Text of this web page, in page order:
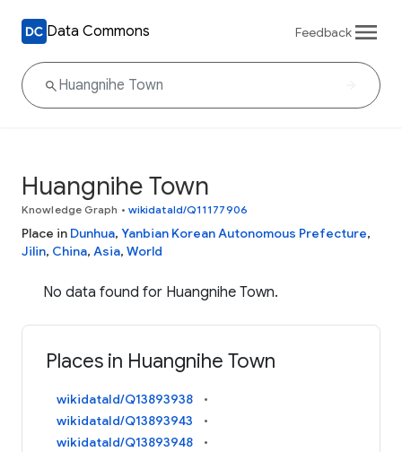
Data Commons Feedback
Huangnihe Town
Knowledge Graph • wikidataId/Q11177906
Place in Dunhua, Yanbian Korean Autonomous Prefecture,
Jilin, China, Asia, World
No data found for Huangnihe Town.
Places in Huangnihe Town
wikidataId/Q13893938
wikidataId/Q13893943
wikidataId/Q13893948